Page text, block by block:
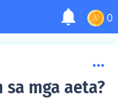
0
mga aeta?